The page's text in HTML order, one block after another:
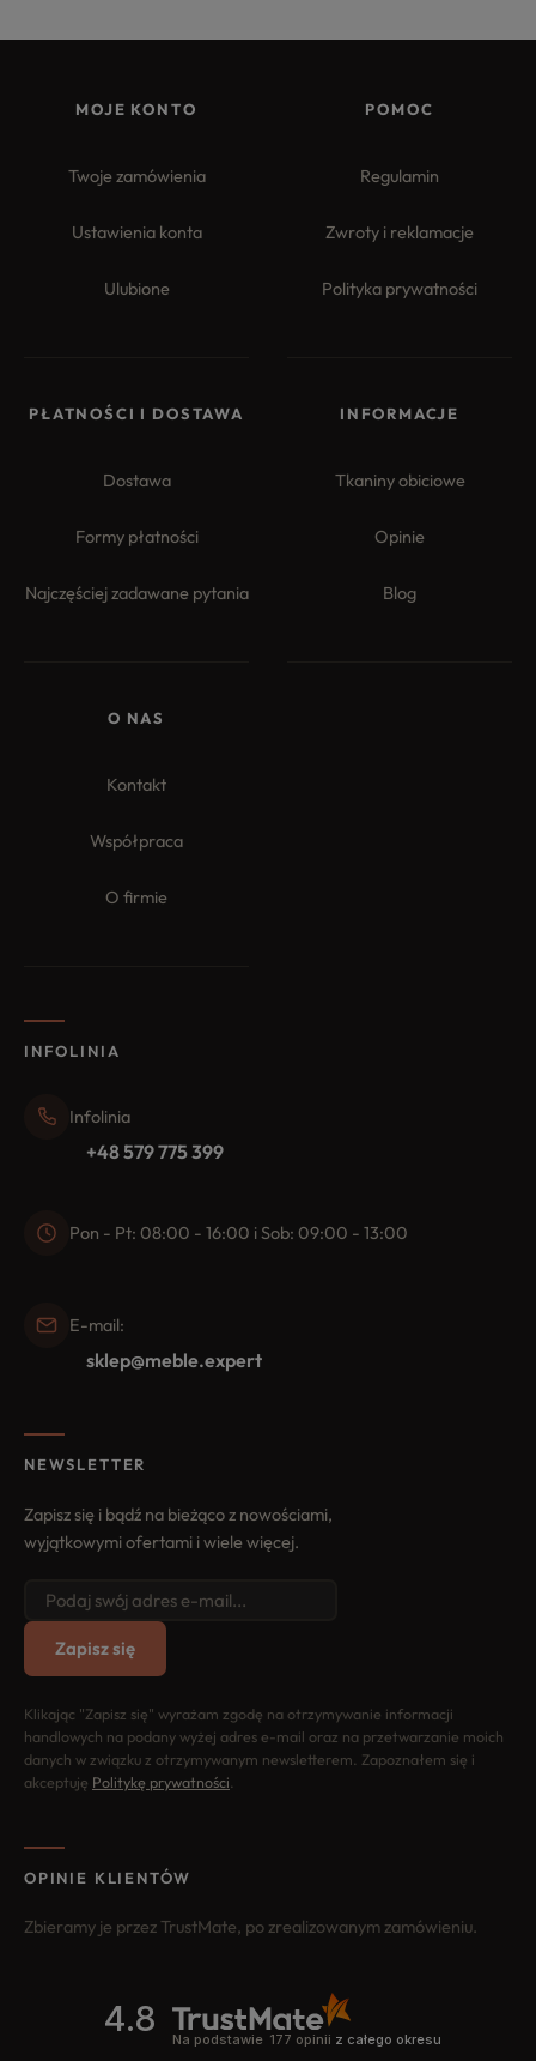
MOJE KONTO
Twoje zamówienia
Ustawienia konta
Ulubione
POMOC
Regulamin
Zwroty i reklamacje
Polityka prywatności
PŁATNOŚCI I DOSTAWA
Dostawa
Formy płatności
Najczęściej zadawane pytania
INFORMACJE
Tkaniny obiciowe
Opinie
Blog
O NAS
Kontakt
Współpraca
O firmie
INFOLINIA
Infolinia
+48 579 775 399
Pon - Pt: 08:00 - 16:00 i Sob: 09:00 - 13:00
E-mail:
sklep@meble.expert
NEWSLETTER
Zapisz się i bądź na bieżąco z nowościami,
wyjątkowymi ofertami i wiele więcej.
Zapisz się
Klikając "Zapisz się" wyrażam zgodę na otrzymywanie informacji
handlowych na podany wyżej adres e-mail oraz na przetwarzanie moich
danych w związku z otrzymywanym newsletterem. Zapoznałem się i
akceptuję Politykę prywatności
OPINIE KLIENTÓW
Zbieramy je przez TrustMate, po zrealizowanym zamówieniu.